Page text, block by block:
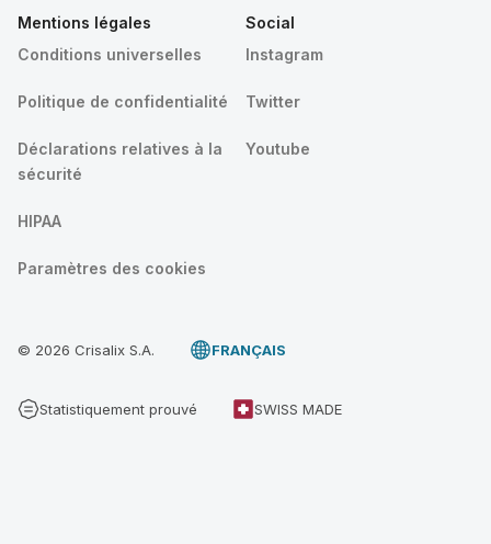
Mentions légales
Conditions universelles
Politique de confidentialité
Déclarations relatives à la
sécurité
HIPAA
Paramètres des cookies
Social
Instagram
Twitter
Youtube
© 2026 Crisalix S.A. FRANÇAIS
Statistiquement prouvé SWISS MADE